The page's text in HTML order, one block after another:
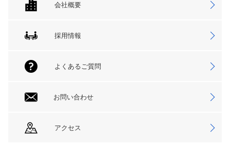
会社概要
採用情報
よくあるご質問
お問い合わせ
アクセス